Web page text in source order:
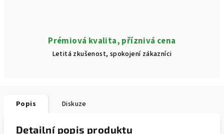
Prémiová kvalita, příznivá cena
Letitá zkušenost, spokojení zákazníci
Popis Diskuze
Detailní popis produktu